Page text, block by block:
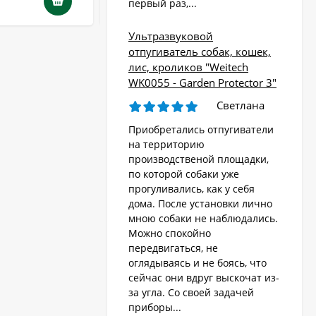
первый раз,...
Ультразвуковой
отпугиватель собак, кошек,
лис, кроликов "Weitech
WK0055 - Garden Protector 3"
Светлана
Приобретались отпугиватели
на территорию
производственой площадки,
по которой собаки уже
прогуливались, как у себя
дома. После установки лично
мною собаки не наблюдались.
Можно спокойно
передвигаться, не
оглядываясь и не боясь, что
сейчас они вдруг выскочат из-
за угла. Со своей задачей
приборы...